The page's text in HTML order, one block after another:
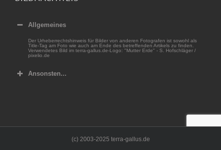
Allgemeines
Der Urheberrechtshinweis für Bilder von anderen Fotografen ist sowohl als
Title-Tag am Foto wie auch am Ende des betreffenden Artikels zu finden.
Verwendetes Bild im terra-gallus.de-Logo: "Mutter Erde" - S. Hofschläger /
pixelio.de
Ansonsten...
(c) 2003-2025 terra-gallus.de